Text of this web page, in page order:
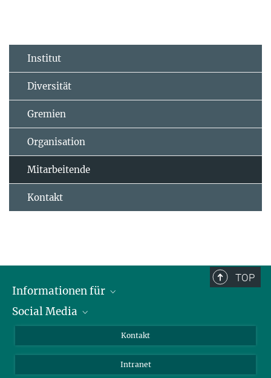
Institut
Diversität
Gremien
Organisation
Mitarbeitende
Kontakt
TOP
Informationen für
Bewerbende
Journalist:innen
Social Media
Bluesky
YouTube
Kontakt
Intranet